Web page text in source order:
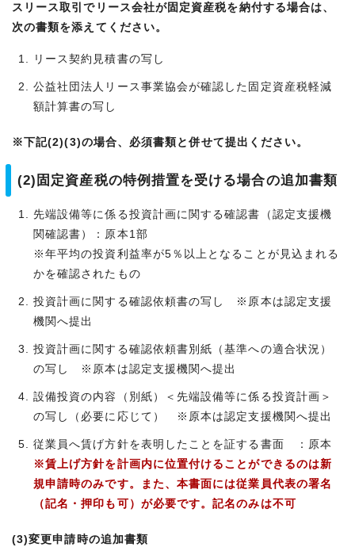
スリース取引でリース会社が固定資産税を納付する場合は、
次の書類を添えてください。
リース契約見積書の写し
公益社団法人リース事業協会が確認した固定資産税軽減
額計算書の写し
※下記(2)(3)の場合、必須書類と併せて提出ください。
(2)固定資産税の特例措置を受ける場合の追加書類
先端設備等に係る投資計画に関する確認書（認定支援機
関確認書）：原本1部
※年平均の投資利益率が5％以上となることが見込まれる
かを確認されたもの
投資計画に関する確認依頼書の写し ※原本は認定支援
機関へ提出
投資計画に関する確認依頼書別紙（基準への適合状況）
の写し ※原本は認定支援機関へ提出
設備投資の内容（別紙）＜先端設備等に係る投資計画＞
の写し（必要に応じて） ※原本は認定支援機関へ提出
従業員へ賃げ方針を表明したことを証する書面 ：原本
※賃上げ方針を計画内に位置付けることができるのは新
規申請時のみです。また、本書面には従業員代表の署名
（記名・押印も可）が必要です。記名のみは不可
(3)変更申請時の追加書類